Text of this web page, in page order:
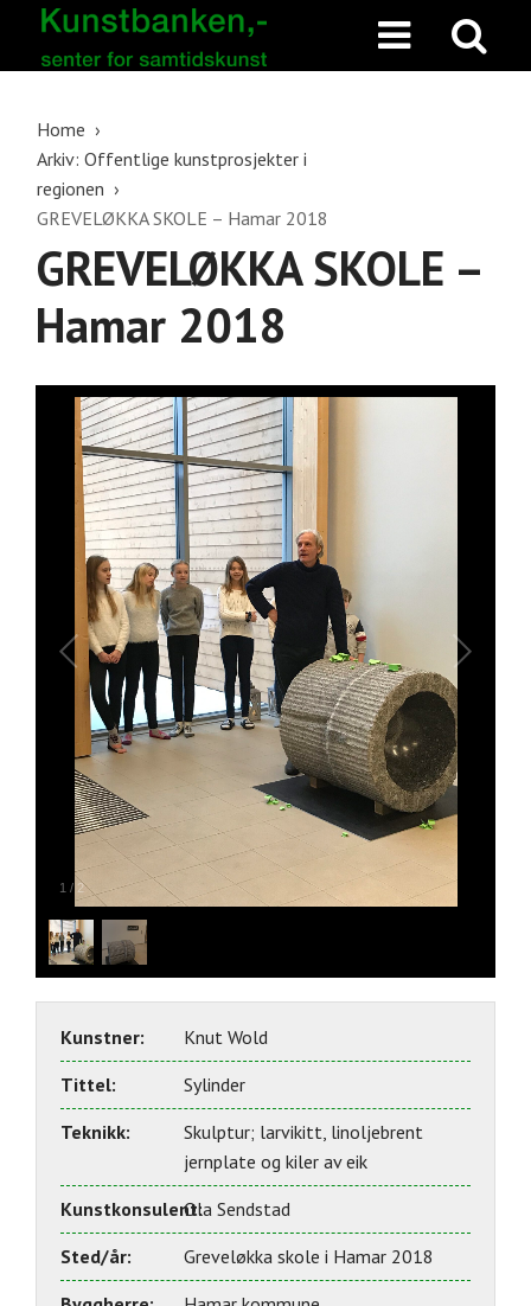
Home
Arkiv: Offentlige kunstprosjekter i
regionen
GREVELØKKA SKOLE – Hamar 2018
GREVELØKKA SKOLE –
Hamar 2018
1 / 2
Kunstner:
Knut Wold
Tittel:
Sylinder
Teknikk:
Skulptur; larvikitt, linoljebrent
jernplate og kiler av eik
Kunstkonsulent:Ola Sendstad
Sted/år:
Greveløkka skole i Hamar 2018